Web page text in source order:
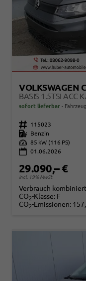
VOLKSWAGEN
BASIS 1.5TSI ACC
sofort lieferbar
Fahrzeugnr. 115023
Kraftstoff
Benzin
Leistung 85 kW (116 PS)
01.06.2026
29.090,– €
incl. 19% MwSt.
Verbrauch
CO2-Klasse: F
CO2-Emissionen: